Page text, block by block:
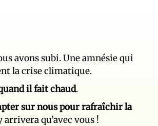
avons subi. Une amnésie qui
la crise climatique.
il fait chaud.
sur nous pour rafraîchir la
arrivera qu’avec vous !